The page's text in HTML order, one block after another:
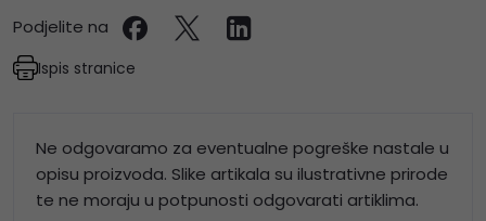
Podjelite na
Ispis stranice
Ne odgovaramo za eventualne pogreške nastale u
opisu proizvoda. Slike artikala su ilustrativne prirode
te ne moraju u potpunosti odgovarati artiklima.